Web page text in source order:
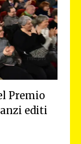
Premio
editi